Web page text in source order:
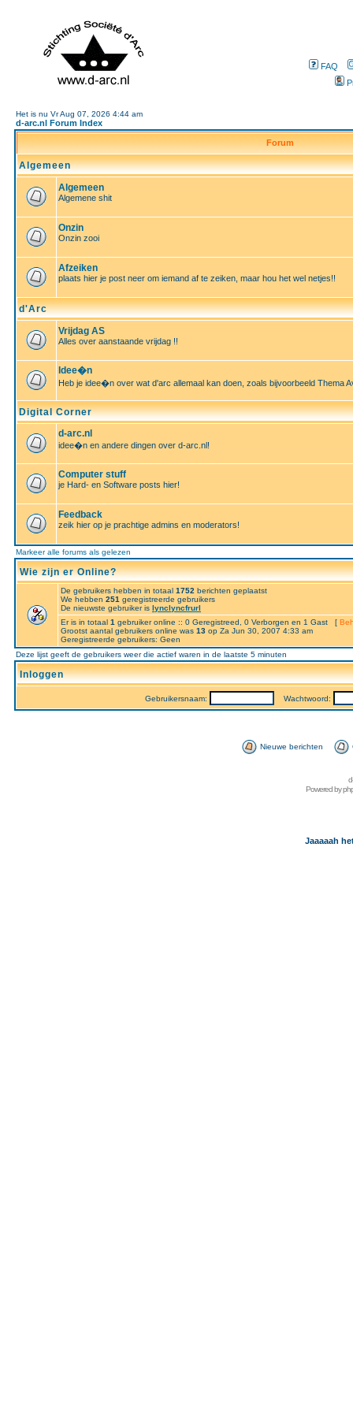
FAQ
Het is nu Vr Aug 07, 2026 4:44 am
d-arc.nl Forum Index
Forum
Algemeen
Algemeen
Algemene shit
Onzin
Onzin zooi
Afzeiken
plaats hier je post neer om iemand af te zeiken, maar hou het wel netjes!!
d'Arc
Vrijdag AS
Alles over aanstaande vrijdag !!
Idee�n
Heb je idee�n over wat d'arc allemaal kan doen, zoals bijvoorbeeld Thema
Digital Corner
d-arc.nl
idee�n en andere dingen over d-arc.nl!
Computer stuff
je Hard- en Software posts hier!
Feedback
zeik hier op je prachtige admins en moderators!
Markeer alle forums als gelezen
Wie zijn er Online?
De gebruikers hebben in totaal 1752 berichten geplaatst
We hebben 251 geregistreerde gebruikers
De nieuwste gebruiker is lynclyncfrurl
Er is in totaal 1 gebruiker online :: 0 Geregistreed, 0 Verborgen en 1 Gast [
Grootst aantal gebruikers online was 13 op Za Jun 30, 2007 4:33 am
Geregistreerde gebruikers: Geen
Deze lijst geeft de gebruikers weer die actief waren in de laatste 5 minuten
Inloggen
Gebruikersnaam: Wachtwoord:
Nieuwe berichten
Powered by
Jaaaaah